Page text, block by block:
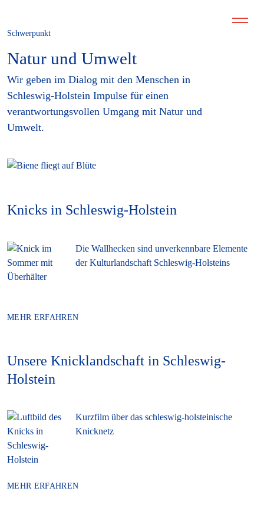
Schwerpunkt
Natur und Umwelt
Wir geben im Dialog mit den Menschen in
Schleswig-Holstein Impulse für einen
verantwortungsvollen Umgang mit Natur und
Umwelt.
Knicks in Schleswig-Holstein
Die Wallhecken sind unverkennbare Elemente
der Kulturlandschaft Schleswig-Holsteins
MEHR ERFAHREN
Unsere Knicklandschaft in Schleswig-
Holstein
Kurzfilm über das schleswig-holsteinische
Knicknetz
MEHR ERFAHREN